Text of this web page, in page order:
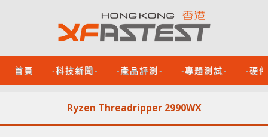
首頁 -科技新聞- -產品評測- -專題測試- -硬
Ryzen Threadripper 2990WX